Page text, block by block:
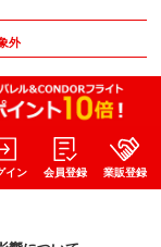
外
イン 会員登録 業販登録